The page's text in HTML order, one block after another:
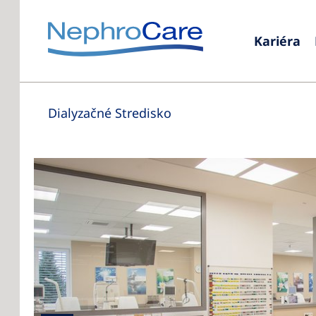
Kariéra
Dialyzačné Stredisko